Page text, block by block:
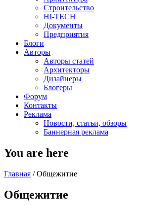
Строительство
HI-TECH
Документы
Предприятия
Блоги
Авторы
Авторы статей
Архитекторы
Дизайнеры
Блогеры
Форум
Контакты
Реклама
Новости, статьи, обзоры
Баннерная реклама
You are here
Главная / Общежитие
Общежитие